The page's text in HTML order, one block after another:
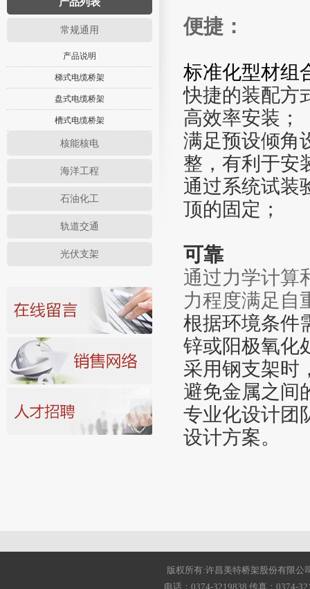
常规通用
产品说明
梯式电缆桥架
盘式电缆桥架
槽式电缆桥架
核能核电
海洋工程
石油化工
轨道交通
光伏支架
便捷 ：
标准化型材组
快捷的装配方
高效率安装；
满足预设倾角
整，有利于安
通过系统试装
顶的固定；
可靠
通过力学计算
力程度满足自
根据环境条件
锌或阳极氧化
采用钢支架时
避免金属之间
专业化设计团
设计方案。
版权所有:许昌美特桥架股份有限公
电话：0374-3219838 传真：0374-